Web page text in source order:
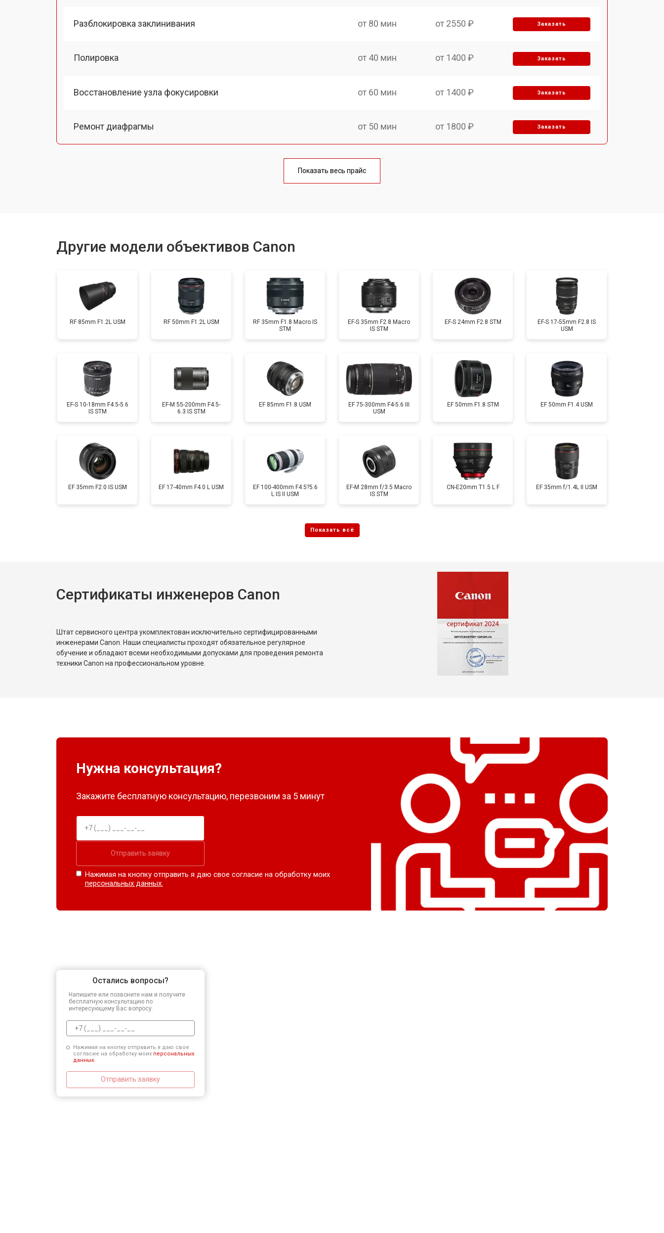
Разблокировка заклинивания от 80 мин от 2550 ₽ Заказать
Полировка от 40 мин от 1400 ₽ Заказать
Восстановление узла фокусировки от 60 мин от 1400 ₽ Заказать
Ремонт диафрагмы от 50 мин от 1800 ₽ Заказать
от 60 мин
Ремонт шлейфа оптического стабилизатора от 80 мин от 2600 ₽ Заказать
Показать весь прайс
Другие модели объективов Canon
RF 85mm F1.2L USM RF 50mm F1.2L USM
RF 35mm F1.8 Macro IS
STM
EF-S 35mm F2.8 Macro
IS STM
EF-S 24mm F2.8 STM
EF-S 17-55mm F2.8 IS
USM
EF-S 10-18mm F4.5-5.6
IS STM
EF-M 55-200mm F4.5-
6.3 IS STM
EF 85mm F1.8 USM
EF 75-300mm F4-5.6 III
USM
EF 50mm F1.8 STM EF 50mm F1.4 USM
EF 35mm F2.0 IS USM EF 17-40mm F4.0 L USM
EF 100-400mm F4.5?5.6
L IS II USM
EF-M 28mm f/3.5 Macro
IS STM
CN-E20mm T1.5 L F EF 35mm f/1.4L II USM
Сертификаты инженеров Canon
Штат сервисного центра укомплектован исключительно сертифицированными
инженерами Canon. Наши специалисты проходят обязательное регулярное
обучение и обладают всеми необходимыми допусками для проведения ремонта
техники Canon на профессиональном уровне.
Нужна консультация?
Закажите бесплатную консультацию, перезвоним за 5 минут
Отправить заявку
Нажимая на кнопку отправить я даю свое согласие на обработку моих
персональных данных.
Остались вопросы?
Напишите или позвоните нам и получите
бесплатную консультацию по
интересующему Вас вопросу.
Нажимая на кнопку отправить я даю свое
согласие на обработку моих персональных
данных.
Отправить заявку